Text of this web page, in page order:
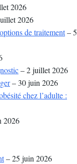
2026
2026
de traitement– 5
– 2 juillet 2026
– 30 juin 2026
chez l’adulte :
2026
– 25 juin 2026